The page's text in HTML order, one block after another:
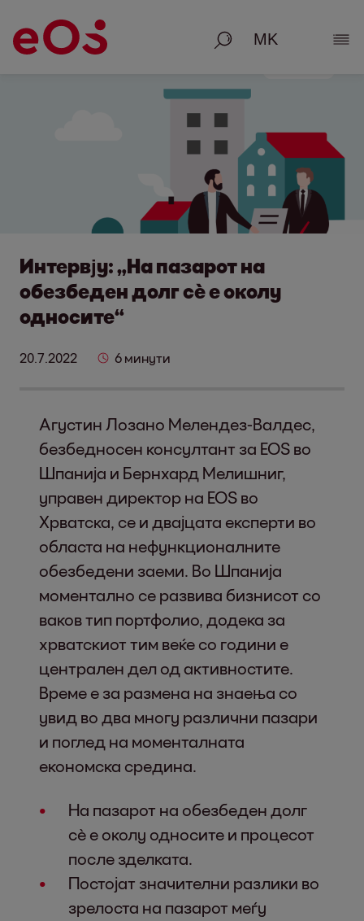
Пребарување
Интервју: „На пазарот на
обезбеден долг сѐ е околу
односите“
20.7.2022 6 минути
Агустин Лозано Мелендез-Валдес,
безбедносен консултант за EOS во
Шпанија и Бернхард Мелишниг,
управен директор на EOS во
Хрватска, се и двајцата експерти во
областа на нефункционалните
обезбедени заеми. Во Шпанија
моментално се развива бизнисот со
ваков тип портфолио, додека за
хрватскиот тим веќе со години е
централен дел од активностите.
Време е за размена на знаења со
увид во два многу различни пазари
и поглед на моменталната
економска средина.
На пазарот на обезбеден долг
сѐ е околу односите и процесот
после зделката.
Постојат значителни разлики во
зрелоста на пазарот меѓу